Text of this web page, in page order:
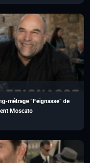
métrage “Feignasse” de
Moscato